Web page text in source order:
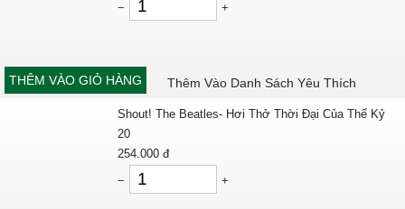
−
+
THÊM VÀO GIỎ HÀNG Thêm Vào Danh Sách Yêu Thích
Shout! The Beatles- Hơi Thở Thời Đại Của Thế Kỷ
20
254.000 đ
−
+